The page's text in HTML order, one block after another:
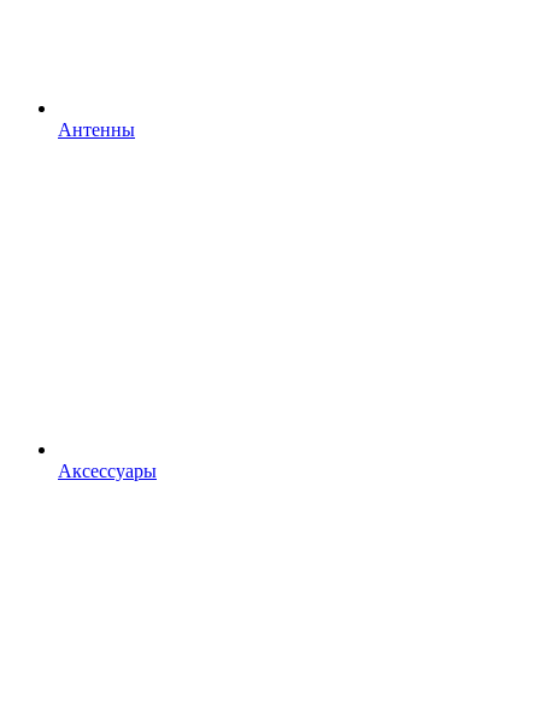
Антенны
Аксессуары